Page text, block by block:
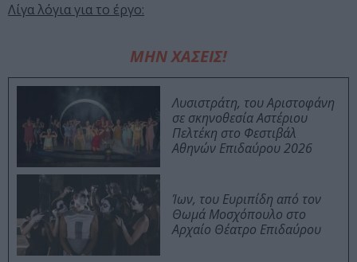
Λίγα λόγια για το έργο:
ΜΗΝ ΧΑΣΕΙΣ!
Λυσιστράτη, του Αριστοφάνη
σε σκηνοθεσία Αστέριου
Πελτέκη στο Φεστιβάλ
Αθηνών Επιδαύρου 2026
Ίων, του Ευριπίδη από τον
Θωμά Μοσχόπουλο στο
Αρχαίο Θέατρο Επιδαύρου